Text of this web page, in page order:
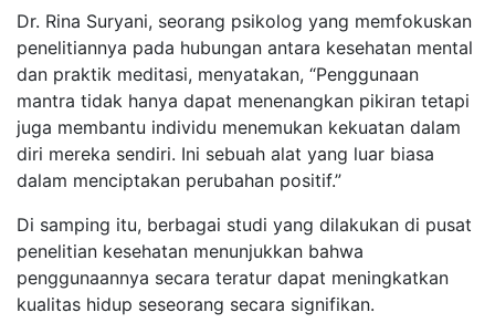
Dr. Rina Suryani, seorang psikolog yang memfokuskan
penelitiannya pada hubungan antara kesehatan mental
dan praktik meditasi, menyatakan, “Penggunaan
mantra tidak hanya dapat menenangkan pikiran tetapi
juga membantu individu menemukan kekuatan dalam
diri mereka sendiri. Ini sebuah alat yang luar biasa
dalam menciptakan perubahan positif.”
Di samping itu, berbagai studi yang dilakukan di pusat
penelitian kesehatan menunjukkan bahwa
penggunaannya secara teratur dapat meningkatkan
kualitas hidup seseorang secara signifikan.